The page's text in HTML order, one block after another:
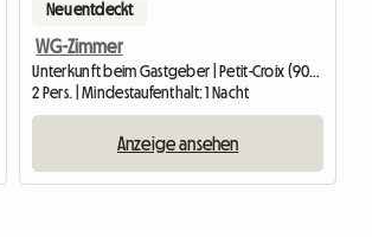
Neu entdeckt
WG-Zimmer
Unterkunft beim Gastgeber | Petit-Croix (90130)
2 Pers. | Mindestaufenthalt: 1 Nacht
Anzeige ansehen